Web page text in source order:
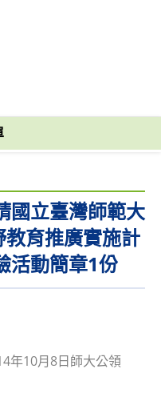
國立臺灣師範大
育推廣實施計
活動簡章1份
年10月8日師大公領